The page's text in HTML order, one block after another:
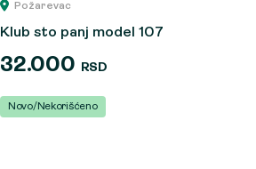
Požarevac
Klub sto panj model 107
32.000 RSD
Novo/Nekorišćeno